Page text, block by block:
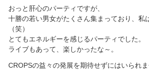
おっと肝心のパーティですが、
十勝の若い男女がたくさん集まっており、私
（笑）
とてもエネルギーを感じるパーティでした。
ライブもあって、楽しかったな～。
CROPSの益々の発展を期待せずにはいられ